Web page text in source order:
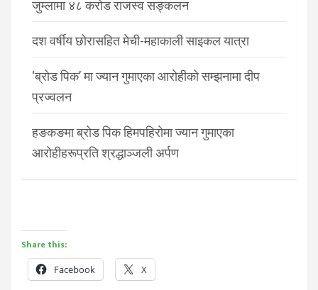
जुम्लामा ४८ करोड राजस्व सङ्कलन
दश वर्षीय छोरासहित मेची-महाकाली साइकल यात्रा
‘ब्रोड पिक’ मा ज्यान गुमाएका आरोहीको सम्झनामा दीप
प्रज्वलन
हङकङमा ब्रोड पिक हिमपहिरोमा ज्यान गुमाएका
आरोहीहरूप्रति श्रद्धाञ्जली अर्पण
Share this:
Facebook X